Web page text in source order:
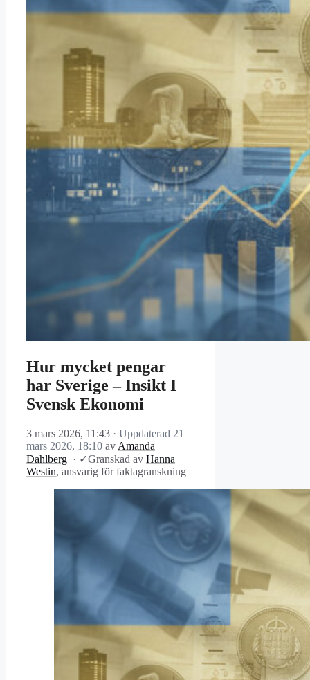
Hur mycket pengar
har Sverige – Insikt I
Svensk Ekonomi
3 mars 2026, 11:43 · Uppdaterad 21
mars 2026, 18:10 av Amanda
Dahlberg · ✓Granskad av Hanna
Westin, ansvarig för faktagranskning